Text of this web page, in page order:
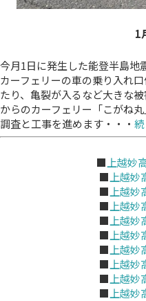
1
今月1日に発生した能登半島地
カーフェリーの車の乗り入れ
たり、亀裂が入るなど大きな
からのカーフェリー「こがね
調査と工事を進めます・・・
■ 上越妙
■ 上越妙
■ 上越妙
■ 上越妙
■ 上越妙
■ 上越妙
■ 上越妙
■ 上越妙
■ 上越妙
■ 上越妙